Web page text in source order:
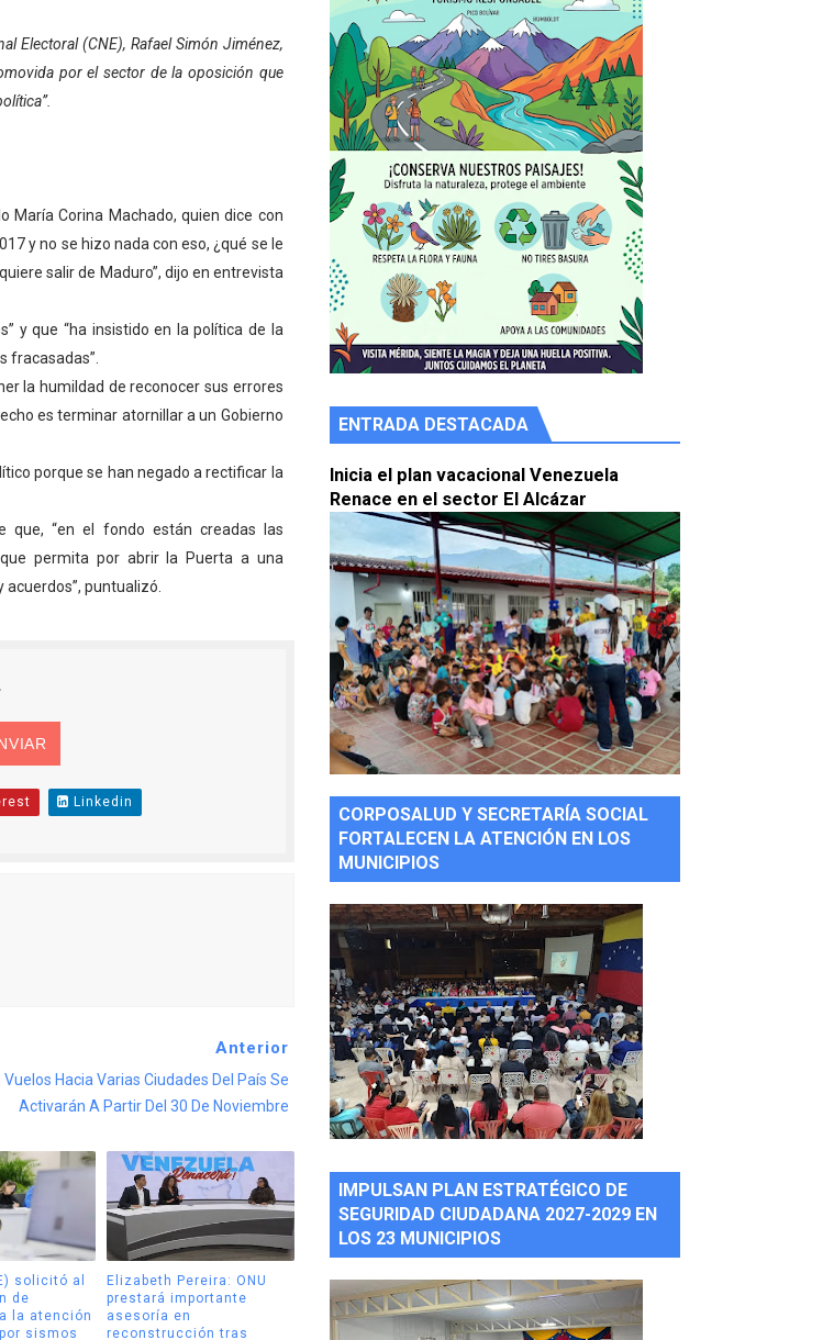
2027-2029 en los 23 municipios
de marcas y patentes
árboles en su sede
en los municipios
el sector El Alcázar
sanitaria en Ejido
instalación del detector Cherenkov de agua
Venezuela, edición Mérida
políticas sociales en Mérida
lactancia
Electoral (CNE), Rafael Simón Jiménez,
por el sector de la oposición que
María Corina Machado, quien dice con
y no se hizo nada con eso, ¿qué se le
salir de Maduro”, dijo en entrevista
y que “ha insistido en la política de la
fracasadas”.
la humildad de reconocer sus errores
es terminar atornillar a un Gobierno
porque se han negado a rectificar la
que, “en el fondo están creadas las
permita por abrir la Puerta a una
puntualizó.
Linkedin
Anterior
Vuelos Hacia Varias Ciudades Del País Se
Activarán A Partir Del 30 De Noviembre
solicitó al
de
la atención
sismos
Elizabeth Pereira: ONU
prestará importante
asesoría en
reconstrucción tras
ENTRADA DESTACADA
Inicia el plan vacacional Venezuela
Renace en el sector El Alcázar
CORPOSALUD Y SECRETARÍA SOCIAL
FORTALECEN LA ATENCIÓN EN LOS
MUNICIPIOS
IMPULSAN PLAN ESTRATÉGICO DE
SEGURIDAD CIUDADANA 2027-2029 EN
LOS 23 MUNICIPIOS